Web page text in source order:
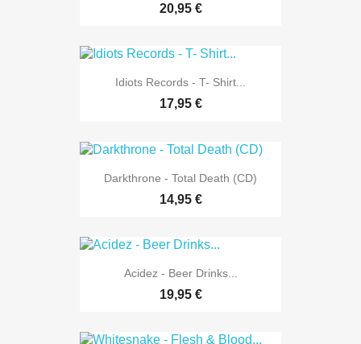
20,95 €
Idiots Records - T- Shirt...
17,95 €
Darkthrone - Total Death (CD)
14,95 €
Acidez - Beer Drinks...
19,95 €